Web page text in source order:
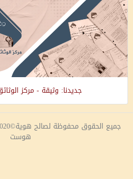
جديدنا: وثيقة - مركز
هوست